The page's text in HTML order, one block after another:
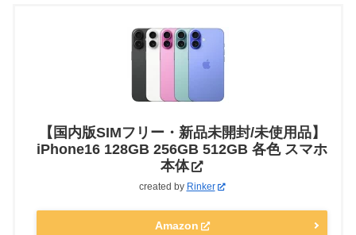
【国内版SIMフリー・新品未開封/未使用品】
iPhone16 128GB 256GB 512GB 各色 スマホ
本体
created by Rinker
Amazon